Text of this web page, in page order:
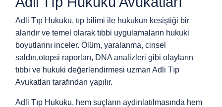
Adli Tıp Hukuku, tıp bilimi ile hukukun kesiştiği bir
alandır ve temel olarak tıbbi uygulamaların hukuki
boyutlarını inceler. Ölüm, yaralanma, cinsel
saldırı,otopsi raporları, DNA analizleri gibi olayların
tıbbi ve hukuki değerlendirmesi uzman Adli Tıp
Avukatları tarafından yapılır.
Adli Tıp Hukuku, hem suçların aydınlatılmasında hem